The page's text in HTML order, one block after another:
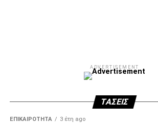
ADVERTISEMENT
ΤΆΣΕΙΣ
ΕΠΙΚΑΙΡΌΤΗΤΑ 3 έτη ago